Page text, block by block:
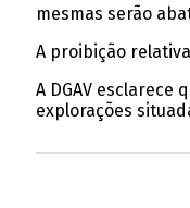
mesmas serão
A proibição
A DGAV
explorações